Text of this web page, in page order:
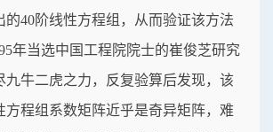
的40阶线性方程组，从而验证该方法
年当选中国工程院院士的崔俊芝研究
九牛二虎之力，反复验算后发现，该
方程组系数矩阵近乎是奇异矩阵，难